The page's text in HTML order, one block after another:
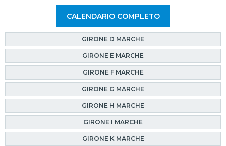
CALENDARIO COMPLETO
GIRONE D MARCHE
GIRONE E MARCHE
GIRONE F MARCHE
GIRONE G MARCHE
GIRONE H MARCHE
GIRONE I MARCHE
GIRONE K MARCHE